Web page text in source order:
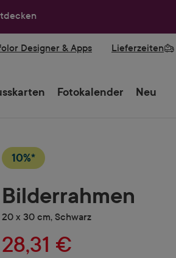
Designer & Apps Lieferzeiten
Fotokalender Neu
10%*
Bilderrahmen
20 x 30 cm, Schwarz
28,31 €